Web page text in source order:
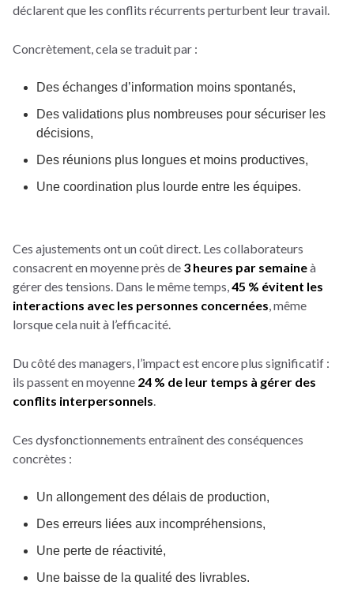
déclarent que les conflits récurrents perturbent leur travail.
Concrètement, cela se traduit par :
Des échanges d’information moins spontanés,
Des validations plus nombreuses pour sécuriser les
décisions,
Des réunions plus longues et moins productives,
Une coordination plus lourde entre les équipes.
Ces ajustements ont un coût direct. Les collaborateurs
consacrent en moyenne près de 3 heures par semaineà
gérer des tensions. Dans le même temps,45 % évitent les
interactions avec les personnes concernées, même
lorsque cela nuit à l’efficacité.
Du côté des managers, l’impact est encore plus significatif :
ils passent en moyenne 24 % de leur temps à gérer des
conflits interpersonnels.
Ces dysfonctionnements entraînent des conséquences
concrètes :
Un allongement des délais de production,
Des erreurs liées aux incompréhensions,
Une perte de réactivité,
Une baisse de la qualité des livrables.